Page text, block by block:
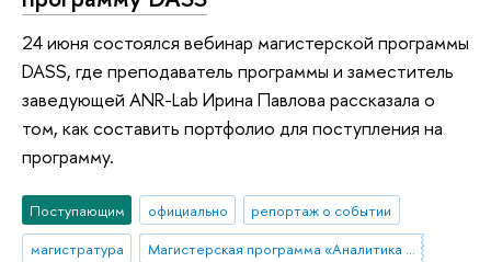
24 июня состоялся вебинар магистерской программы
DASS, где преподаватель программы и заместитель
заведующей ANR-Lab Ирина Павлова рассказала о
том, как составить портфолио для поступления на
программу.
Поступающим официально
репортаж о событии
магистратура
Магистерская программа «Аналитика данных и прикладная статистика / Data Analytics and Social Statistics»